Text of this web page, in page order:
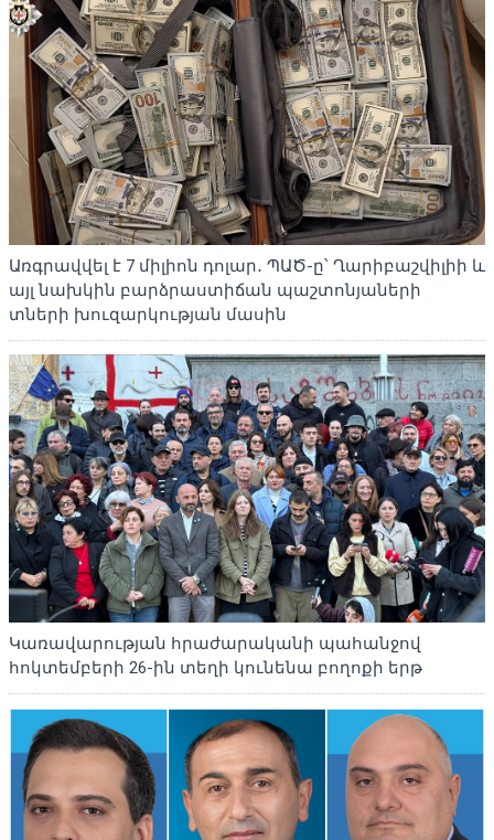
Առգրավվել է 7 միլիոն դոլար․ ՊԱԾ-ը՝ Ղարիբաշվիլիի և
այլ նախկին բարձրաստիճան պաշտոնյաների
տների խուզարկության մասին
Կառավարության հրաժարականի պահանջով
հոկտեմբերի 26-ին տեղի կունենա բողոքի երթ